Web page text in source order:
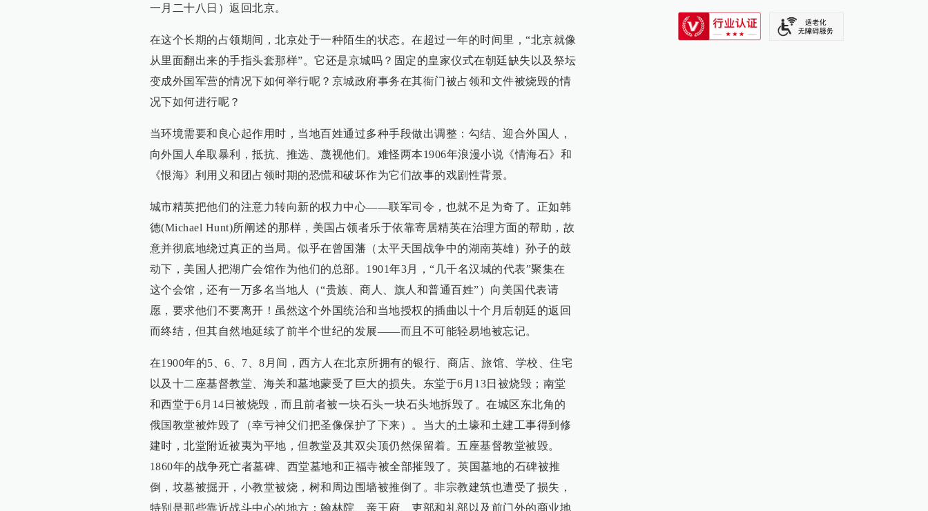
一月二十八日）返回北京。
在这个长期的占领期间，北京处于一种陌生的状态。在超过一年的时间里，“北京就像
从里面翻出来的手指头套那样”。它还是京城吗？固定的皇家仪式在朝廷缺失以及祭坛
变成外国军营的情况下如何举行呢？京城政府事务在其衙门被占领和文件被烧毁的情
况下如何进行呢？
当环境需要和良心起作用时，当地百姓通过多种手段做出调整：勾结、迎合外国人，
向外国人牟取暴利，抵抗、推选、蔑视他们。难怪两本1906年浪漫小说《情海石》和
《恨海》利用义和团占领时期的恐慌和破坏作为它们故事的戏剧性背景。
城市精英把他们的注意力转向新的权力中心——联军司令，也就不足为奇了。正如韩
德(Michael Hunt)所阐述的那样，美国占领者乐于依靠寄居精英在治理方面的帮助，故
意并彻底地绕过真正的当局。似乎在曾国藩（太平天国战争中的湖南英雄）孙子的鼓
动下，美国人把湖广会馆作为他们的总部。1901年3月，“几千名汉城的代表”聚集在
这个会馆，还有一万多名当地人（“贵族、商人、旗人和普通百姓”）向美国代表请
愿，要求他们不要离开！虽然这个外国统治和当地授权的插曲以十个月后朝廷的返回
而终结，但其自然地延续了前半个世纪的发展——而且不可能轻易地被忘记。
在1900年的5、6、7、8月间，西方人在北京所拥有的银行、商店、旅馆、学校、住宅
以及十二座基督教堂、海关和墓地蒙受了巨大的损失。东堂于6月13日被烧毁；南堂
和西堂于6月14日被烧毁，而且前者被一块石头一块石头地拆毁了。在城区东北角的
俄国教堂被炸毁了（幸亏神父们把圣像保护了下来）。当大的土壕和土建工事得到修
建时，北堂附近被夷为平地，但教堂及其双尖顶仍然保留着。五座基督教堂被毁。
1860年的战争死亡者墓碑、西堂墓地和正福寺被全部摧毁了。英国墓地的石碑被推
倒，坟墓被掘开，小教堂被烧，树和周边围墙被推倒了。非宗教建筑也遭受了损失，
特别是那些靠近战斗中心的地方：翰林院、亲王府、吏部和礼部以及前门外的商业地
SIXTH TONE